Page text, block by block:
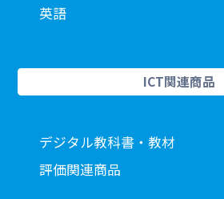
英語
ICT関連商品
デジタル教科書・教材
評価関連商品